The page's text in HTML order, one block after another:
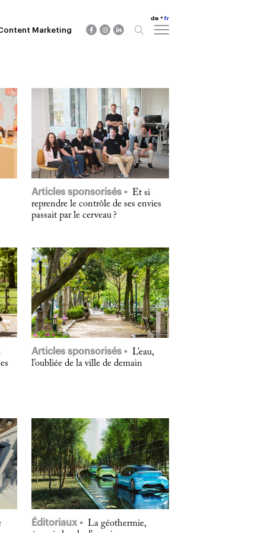
Marketing
de fr
Articles sponsorisés
Et si
reprendre le contrôle de ses envies
passait par le cerveau ?
Articles sponsorisés
L’eau,
l’oubliée de la ville de demain
Éditoriaux
La géothermie,